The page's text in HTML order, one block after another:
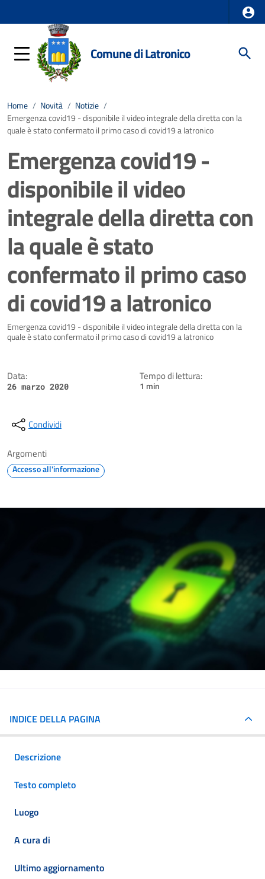
Comune di Latronico
Home / Novità / Notizie /
Emergenza covid19 - disponibile il video integrale della diretta con la
quale è stato confermato il primo caso di covid19 a latronico
Emergenza covid19 -
disponibile il video
integrale della diretta con
la quale è stato
confermato il primo caso
di covid19 a latronico
Dettagli della notizia
Emergenza covid19 - disponibile il video integrale della diretta con la
quale è stato confermato il primo caso di covid19 a latronico
Data:
26 marzo 2020
Tempo di lettura:
1 min
Condividi
Argomenti
Accesso all'informazione
INDICE DELLA PAGINA
Descrizione
Testo completo
Luogo
A cura di
Ultimo aggiornamento